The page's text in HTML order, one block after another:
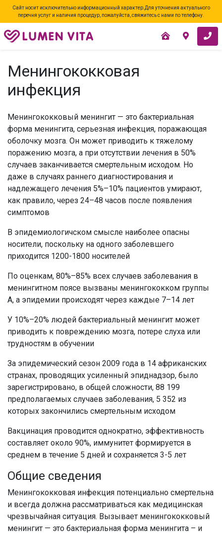
Сайт носит исключительно информационный характер.Для уточнения актуального
перечня услуг и наличия процедур, пожалуйста, свяжитесь с нами по телефону.
Менингококковая
инфекция
Менингококковый менингит — это бактериальная
форма менингита, серьезная инфекция, поражающая
оболочку мозга. Он может приводить к тяжелому
поражению мозга, а при отсутствии лечения в 50%
случаев заканчивается смертельным исходом. Но
даже в случаях раннего диагностирования и
надлежащего лечения 5%–10% пациентов умирают,
как правило, через 24–48 часов после появления
симптомов
В эпидемиологичском смысле наиболее опасны
носители, поскольку на одного заболевшего
приходится 1200-1800 носителей
По оценкам, 80%–85% всех случаев заболевания в
менингитном поясе вызваны менингококком группы
А, а эпидемии происходят через каждые 7–14 лет
У 10%–20% людей бактериальный менингит может
приводить к повреждению мозга, потере слуха или
трудностям в обучении
За эпидемический сезон 2009 года в 14 африканских
странах, проводящих усиленный эпиднадзор, было
зарегистрировано, в общей сложности, 88 199
предполагаемых случаев заболевания, 5 352 из
которых закончились смертельным исходом
Вакцинация проводится однократно, эффективность
составляет около 90%, иммунитет формируется в
среднем в течение 5 дней и сохраняется 3-5 лет
Общие сведения
Менингококковая инфекция потенциально смертельна
и всегда должна рассматриваться как медицинская
чрезвычайная ситуация. Вызывает менингококковый
менингит — это бактериальная форма менингита – и